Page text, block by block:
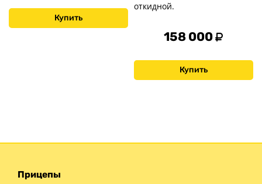
Купить
откидной.
158 000
Купить
Прицепы